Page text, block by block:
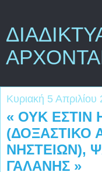
Κυριακή 5 Απριλίου
« ΟΥΚ ΕΣΤΙΝ
(ΔΟΞΑΣΤΙΚΟ
ΝΗΣΤΕΙΩΝ),
ΓΑΛΑΝΗΣ »